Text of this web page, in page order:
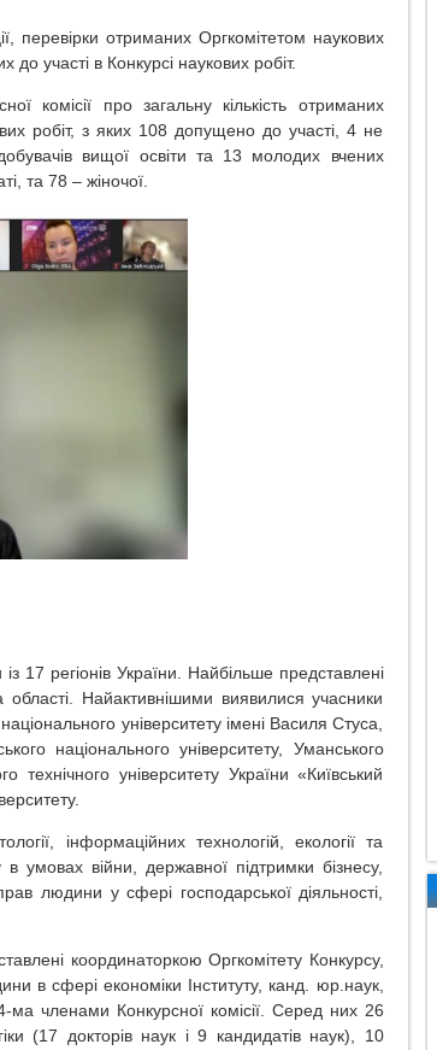
перевірки отриманих Оргкомітетом наукових
участі в Конкурсі наукових робіт.
комісії про загальну кількість отриманих
робіт, з яких 108 допущено до участі, 4 не
вищої освіти та 13 молодих вчених
та 78 – жіночої.
17 регіонів України. Найбільше представлені
області. Найактивнішими виявилися учасники
університету імені Василя Стуса,
національного університету, Уманського
технічного університету України «Київський
інформаційних технологій, екології та
в умовах війни, державної підтримки бізнесу,
людини у сфері господарської діяльності,
координаторкою Оргкомітету Конкурсу,
в сфері економіки Інституту, канд. юр.наук,
ма членами Конкурсної комісії. Серед них 26
(17 докторів наук і 9 кандидатів наук), 10